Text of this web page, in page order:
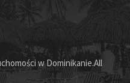
w Dominikanie.All